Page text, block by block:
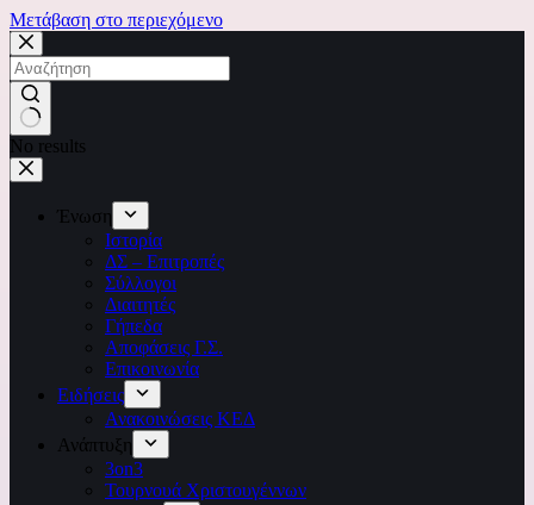
Μετάβαση στο περιεχόμενο
No results
Ένωση
Ιστορία
ΔΣ – Επιτροπές
Σύλλογοι
Διαιτητές
Γήπεδα
Αποφάσεις Γ.Σ.
Επικοινωνία
Ειδήσεις
Ανακοινώσεις ΚΕΔ
Ανάπτυξη
3on3
Τουρνουά Χριστουγέννων